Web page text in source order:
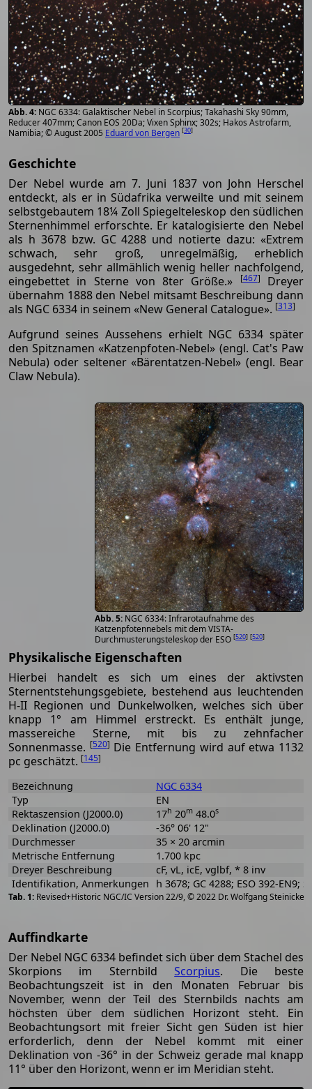
NGC 6334: Galaktischer Nebel in Scorpius; Takahashi Sky 90mm,
Reducer 407mm; Canon EOS 20Da; Vixen Sphinx; 302s; Hakos Astrofarm,
Namibia; © August 2005 Eduard von Bergen [30]
Geschichte
Der Nebel wurde am 7. Juni 1837 von John Herschel
entdeckt, als er in Südafrika verweilte und mit seinem
selbstgebautem 18¼ Zoll Spiegelteleskop den südlichen
Sternenhimmel erforschte. Er katalogisierte den Nebel
als h 3678 bzw. GC 4288 und notierte dazu: «Extrem
schwach, sehr groß, unregelmäßig, erheblich
ausgedehnt, sehr allmählich wenig heller nachfolgend,
eingebettet in Sterne von 8ter Größe.»
[467]
Dreyer
übernahm 1888 den Nebel mitsamt Beschreibung dann
als NGC 6334 in seinem «New General Catalogue». [313]
Aufgrund seines Aussehens erhielt NGC 6334 später
den Spitznamen «Katzenpfoten-Nebel» (engl. Cat's Paw
Nebula) oder seltener «Bärentatzen-Nebel» (engl. Bear
Claw Nebula).
NGC 6334: Infrarotaufnahme des
Katzenpfotennebels mit dem VISTA-
Durchmusterungsteleskop der ESO [520] [520]
Physikalische Eigenschaften
Hierbei handelt es sich um eines der aktivsten
Sternentstehungsgebiete, bestehend aus leuchtenden
H-II Regionen und Dunkelwolken, welches sich über
knapp 1° am Himmel erstreckt. Es enthält junge,
massereiche Sterne, mit bis zu zehnfacher
Sonnenmasse. [520] Die Entfernung wird auf etwa 1132
pc geschätzt. [145]
Revised+Historic NGC/IC Version 22/9, © 2022 Dr. Wolfgang Steinicke
Bezeichnung
NGC 6334
Typ
EN
Rektaszension (J2000.0)
17h 20m48.0s
Deklination (J2000.0)
-36° 06' 12"
Durchmesser
35 × 20 arcmin
Metrische Entfernung
1.700 kpc
Dreyer Beschreibung
cF, vL, icE, vglbf, * 8 inv
Identifikation, Anmerkungen
h 3678; GC 4288; ESO 392-EN9;
Auffindkarte
Der Nebel NGC 6334 befindet sich über dem Stachel des
Skorpions im SternbildScorpius. Die beste
Beobachtungszeit ist in den Monaten Februar bis
November, wenn der Teil des Sternbilds nachts am
höchsten über dem südlichen Horizont steht. Ein
Beobachtungsort mit freier Sicht gen Süden ist hier
erforderlich, denn der Nebel kommt mit einer
Deklination von -36° in der Schweiz gerade mal knapp
11° über den Horizont, wenn er im Meridian steht.